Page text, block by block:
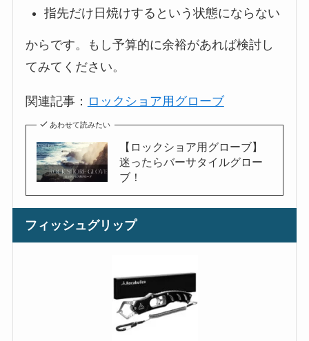
指先だけ日焼けするという状態にならない
からです。もし予算的に余裕があれば検討し
てみてください。
関連記事： ロックショア用グローブ
あわせて読みたい
【ロックショア用グローブ】
迷ったらバーサタイルグロー
ブ！
フィッシュグリップ